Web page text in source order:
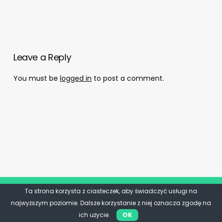
Leave a Reply
You must be logged in to post a comment.
Ta strona korzysta z ciasteczek, aby świadczyć usługi na
najwyższym poziomie. Dalsze korzystanie z niej oznacza zgodę na
ich użycie.
OK